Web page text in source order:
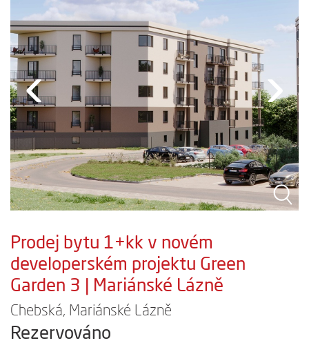
‹ ›
Prodej bytu 1+kk v novém
developerském projektu Green
Garden 3 | Mariánské Lázně
Chebská, Mariánské Lázně
Rezervováno